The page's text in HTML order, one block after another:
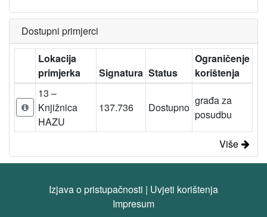
Dostupni primjerci
Lokacija
primjerka
Signatura Status
Ograničenje
korištenja
13 –
Knjižnica
HAZU
137.736 Dostupno
građa za
posudbu
Više
Izjava o pristupačnosti | Uvjeti korištenja
Impresum